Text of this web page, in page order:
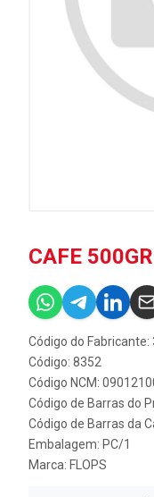
CAFE
Código do Fabricante:
Código: 8352
Código NCM:
Código de Barras do
Código de Barras da
Embalagem: PC/1
Marca: FLOPS